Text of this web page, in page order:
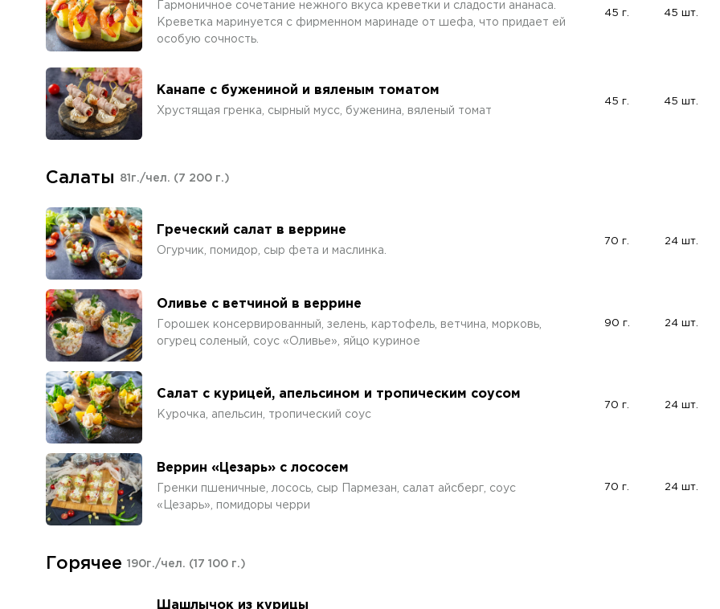
Гармоничное сочетание нежного вкуса креветки и сладости ананаса.
Креветка маринуется с фирменном маринаде от шефа, что придает ей
особую сочность.
45 г. 45 шт.
Канапе с бужениной и вяленым томатом
Хрустящая гренка, сырный мусс, буженина, вяленый томат
45 г. 45 шт.
Салаты 81г./чел. (7 200 г.)
Греческий салат в веррине
Огурчик, помидор, сыр фета и маслинка.
70 г. 24 шт.
Оливье с ветчиной в веррине
Горошек консервированный, зелень, картофель, ветчина, морковь,
огурец соленый, соус «Оливье», яйцо куриное
90 г. 24 шт.
Салат с курицей, апельсином и тропическим соусом
Курочка, апельсин, тропический соус
70 г. 24 шт.
Веррин «Цезарь» с лососем
Гренки пшеничные, лосось, сыр Пармезан, салат айсберг, соус
«Цезарь», помидоры черри
70 г. 24 шт.
Горячее 190г./чел. (17 100 г.)
Шашлычок из курицы